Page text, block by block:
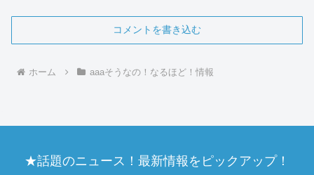
コメントを書き込む
ホーム aaaそうなの！なるほど！情報
★話題のニュース！最新情報をピックアップ！